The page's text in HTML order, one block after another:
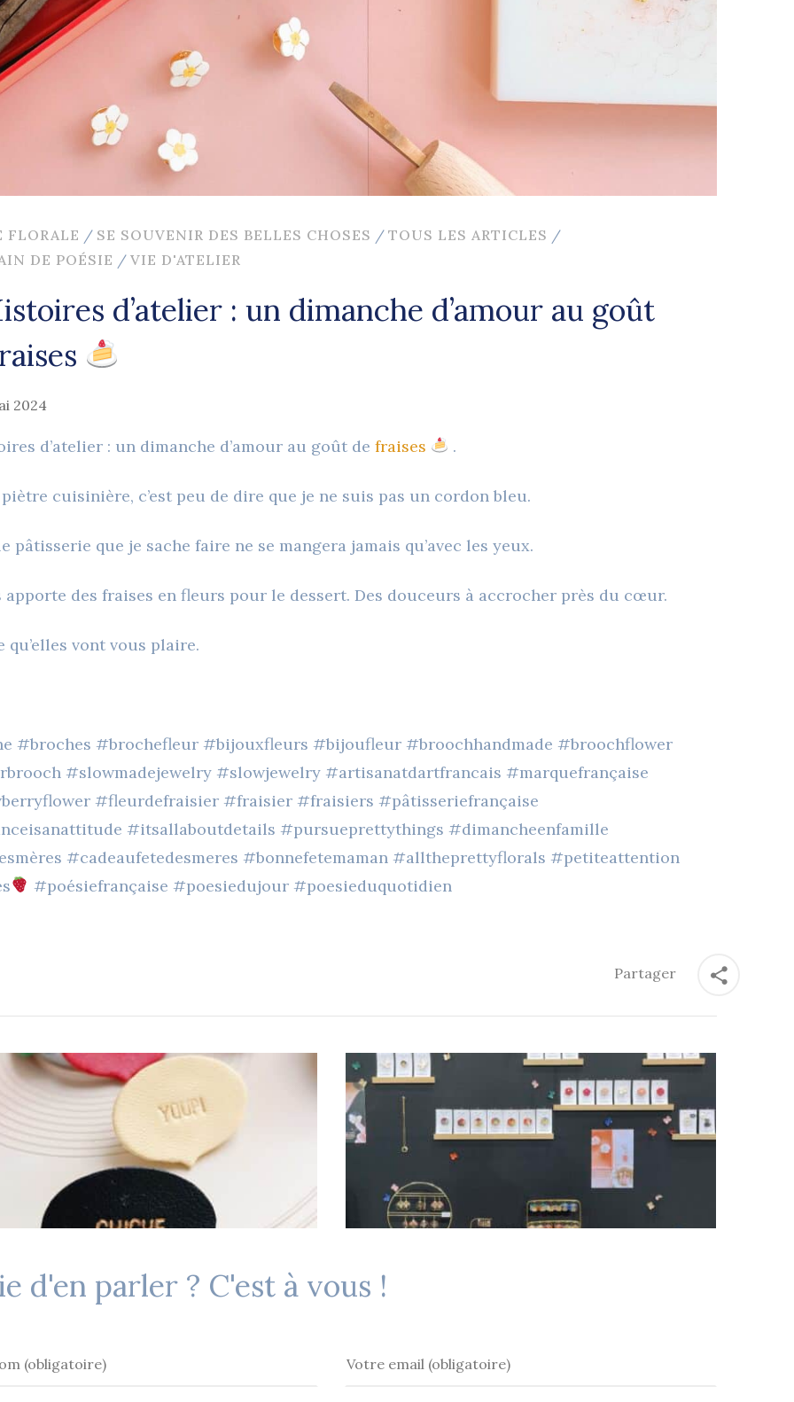
FLORALE / SE SOUVENIR DES BELLES CHOSES / TOUS LES ARTICLES /
DE POÉSIE / VIE D'ATELIER
d’atelier : un dimanche d’amour au goût
2024
d’atelier : un dimanche d’amour au goût de fraises .
cuisinière, c’est peu de dire que je ne suis pas un cordon bleu.
pâtisserie que je sache faire ne se mangera jamais qu’avec les yeux.
apporte des fraises en fleurs pour le dessert. Des douceurs à accrocher près du cœur.
qu’elles vont vous plaire.
#broches #brochefleur #bijouxfleurs #bijoufleur #broochhandmade #broochflower
#slowmadejewelry #slowjewelry #artisanatdartfrancais #marquefrançaise
#fleurdefraisier #fraisier #fraisiers #pâtisseriefrançaise
#itsallaboutdetails #pursueprettythings #dimancheenfamille
#cadeaufetedesmeres #bonnefetemaman #alltheprettyflorals #petiteattention
#poésiefrançaise #poesiedujour #poesieduquotidien
Partager
d'en parler ? C'est à vous !